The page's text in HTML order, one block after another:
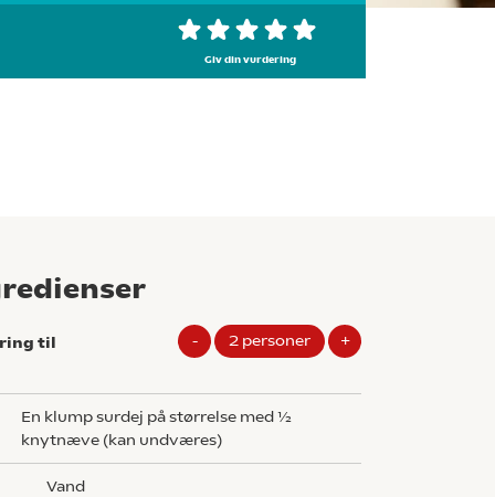
Giv din vurdering
til - 2 personer +
En klump surdej på størrelse med ½
knytnæve (kan undværes)
vand